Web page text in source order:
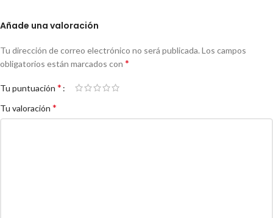
Añade una valoración
Tu dirección de correo electrónico no será publicada. Los campos
obligatorios están marcados con *
Tu puntuación *
Tu valoración *